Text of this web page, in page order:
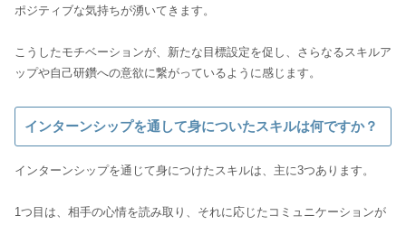
ポジティブな気持ちが湧いてきます。
こうしたモチベーションが、新たな目標設定を促し、さらなるスキルア
ップや自己研鑽への意欲に繋がっているように感じます。
インターンシップを通して身についたスキルは何ですか？
インターンシップを通じて身につけたスキルは、主に3つあります。
1つ目は、相手の心情を読み取り、それに応じたコミュニケーションが